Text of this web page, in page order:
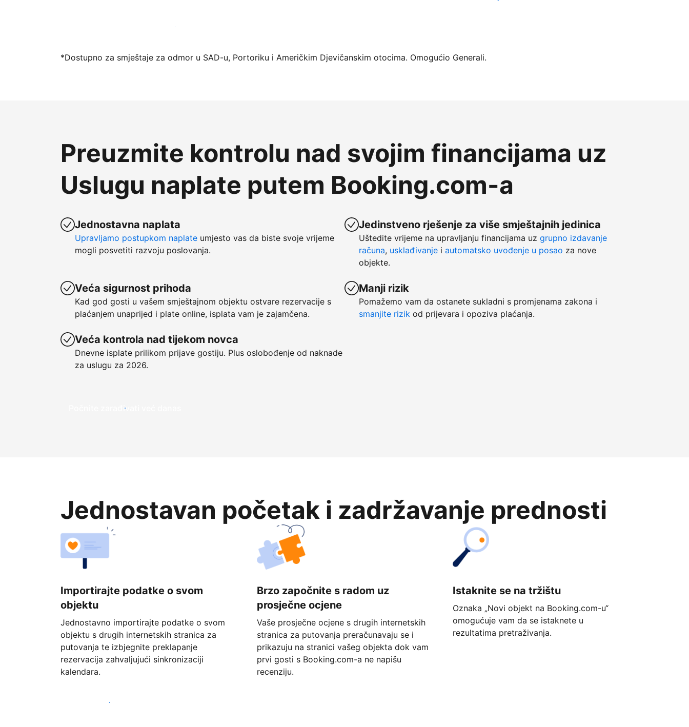
Počnite primati goste putem naše platforme već danas
*Dostupno za smještaje za odmor u SAD-u, Portoriku i Američkim Djevičanskim otocima. Omogućio Generali.
Preuzmite kontrolu nad svojim financijama uz
Uslugu naplate putem Booking.com-a
Jednostavna naplata
Upravljamo postupkom naplate umjesto vas da biste svoje vrijeme
mogli posvetiti razvoju poslovanja.
Veća sigurnost prihoda
Kad god gosti u vašem smještajnom objektu ostvare rezervacije s
plaćanjem unaprijed i plate online, isplata vam je zajamčena.
Veća kontrola nad tijekom novca
Dnevne isplate prilikom prijave gostiju. Plus oslobođenje od naknade
za uslugu za 2026.
Jedinstveno rješenje za više smještajnih jedinica
Uštedite vrijeme na upravljanju financijama uz grupno izdavanje
računa, usklađivanje i automatsko uvođenje u posao za nove
objekte.
Manji rizik
Pomažemo vam da ostanete sukladni s promjenama zakona i
smanjite rizik od prijevara i opoziva plaćanja.
Počnite zarađivati već ​​danas
Jednostavan početak i zadržavanje prednosti
Importirajte podatke o svom
objektu
Jednostavno importirajte podatke o svom
objektu s drugih internetskih stranica za
putovanja te izbjegnite preklapanje
rezervacija zahvaljujući sinkronizaciji
kalendara.
Brzo započnite s radom uz
prosječne ocjene
Vaše prosječne ocjene s drugih internetskih
stranica za putovanja preračunavaju se i
prikazuju na stranici vašeg objekta dok vam
prvi gosti s Booking.com-a ne napišu
recenziju.
Istaknite se na tržištu
Oznaka „Novi objekt na Booking.com-u“
omogućuje vam da se istaknete u
rezultatima pretraživanja.
Započnite već danas